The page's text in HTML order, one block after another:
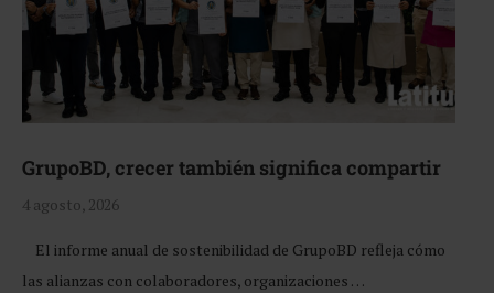
GrupoBD, crecer también significa compartir
4 agosto, 2026
El informe anual de sostenibilidad de GrupoBD refleja cómo
las alianzas con colaboradores, organizaciones …